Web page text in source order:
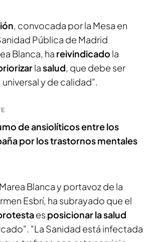
, convocada por la Mesa en
Pública de Madrid
Blanca, ha reivindicado la
lasalud, que debe ser
y de calidad".
de ansiolíticos entre los
por los trastornos mentales
Blanca y portavoz de la
Esbrí, ha subrayado que el
es posicionar la salud
"La Sanidad está infectada